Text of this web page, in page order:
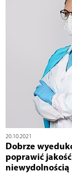
20.10.2021
Dobrze
poprawić
niewydolnością